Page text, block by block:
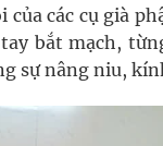
các cụ già
bắt mạch,
sự nâng niu,